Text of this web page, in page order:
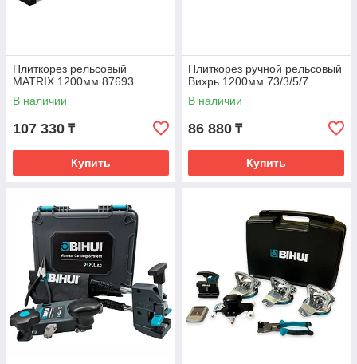
Плиткорез рельсовый
MATRIX 1200мм 87693
В наличии
107 330 ₸
Купить
Плиткорез ручной рельсовый
Вихрь 1200мм 73/3/5/7
В наличии
86 880 ₸
Купить